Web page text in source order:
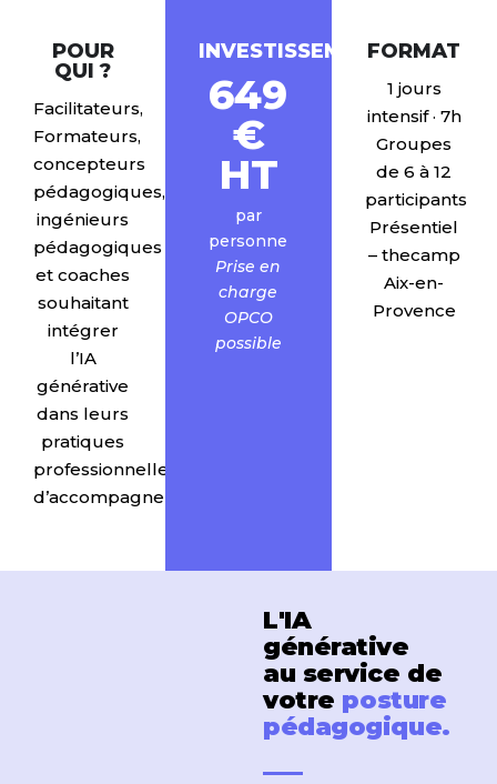
POUR
QUI ?
Facilitateurs,
Formateurs,
concepteurs
pédagogiques,
ingénieurs
pédagogiques
et coaches
souhaitant
intégrer
l’IA
générative
dans leurs
pratiques
professionnelles
d’accompagnement.
INVESTISSEMENT
649
€
HT
par
personne
Prise en
charge
OPCO
possible
FORMAT
1 jours
intensif · 7h
Groupes
de 6 à 12
participants
Présentiel
– thecamp
Aix-en-
Provence
L'IA
générative
au service de
votre posture
pédagogique.